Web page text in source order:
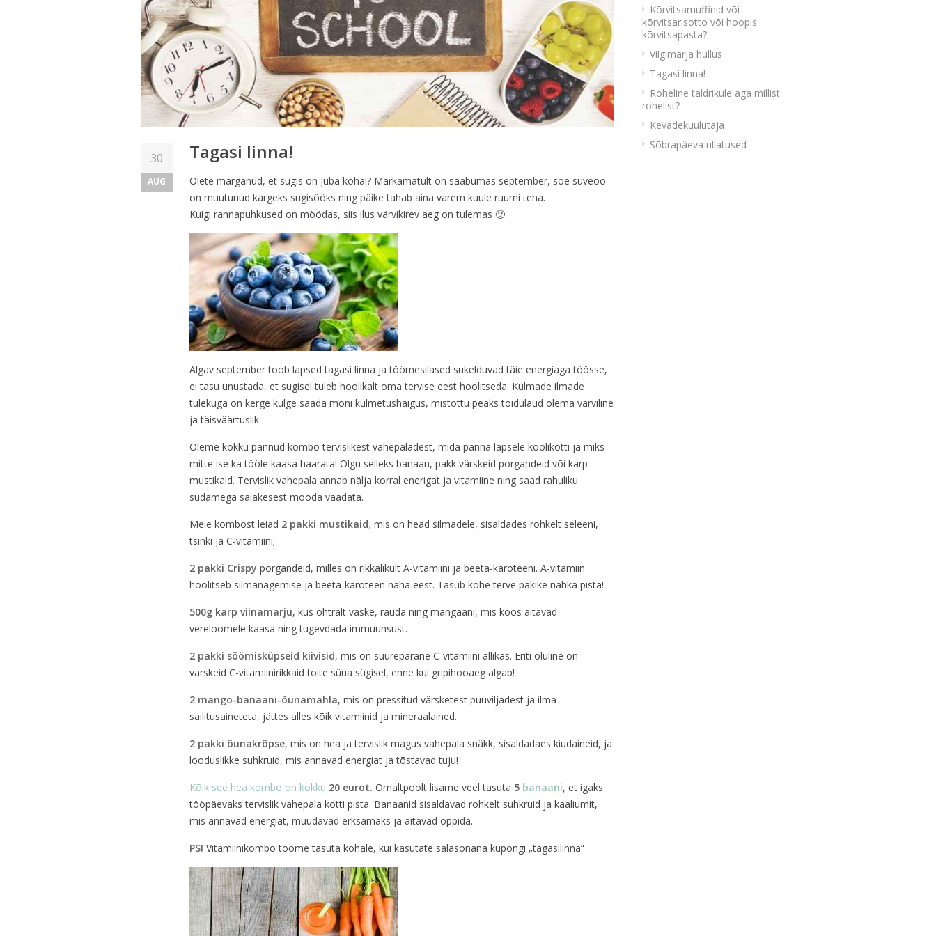
30
AUG
Tagasi linna!
Olete märganud, et sügis on juba kohal? Märkamatult on saabumas september, soe suveöö
on muutunud kargeks sügisööks ning päike tahab aina varem kuule ruumi teha.
Kuigi rannapuhkused on möödas, siis ilus värvikirev aeg on tulemas 🙂
Algav september toob lapsed tagasi linna ja töömesilased sukelduvad täie energiaga töösse,
ei tasu unustada, et sügisel tuleb hoolikalt oma tervise eest hoolitseda. Külmade ilmade
tulekuga on kerge külge saada mõni külmetushaigus, mistõttu peaks toidulaud olema värviline
ja täisväärtuslik.
Oleme kokku pannud kombo tervislikest vahepaladest, mida panna lapsele koolikotti ja miks
mitte ise ka tööle kaasa haarata! Olgu selleks banaan, pakk värskeid porgandeid või karp
mustikaid. Tervislik vahepala annab nälja korral enerigat ja vitamiine ning saad rahuliku
südamega saiakesest mööda vaadata.
Meie kombost leiad 2 pakki mustikaid, mis on head silmadele, sisaldades rohkelt seleeni,
tsinki ja C-vitamiini;
2 pakki Crispy porgandeid, milles on rikkalikult A-vitamiini ja beeta-karoteeni. A-vitamiin
hoolitseb silmanägemise ja beeta-karoteen naha eest. Tasub kohe terve pakike nahka pista!
500g karp viinamarju, kus ohtralt vaske, rauda ning mangaani, mis koos aitavad
vereloomele kaasa ning tugevdada immuunsust.
2 pakki söömisküpseid kiivisid, mis on suurepärane C-vitamiini allikas. Eriti oluline on
värskeid C-vitamiinirikkaid toite süüa sügisel, enne kui gripihooaeg algab!
2 mango-banaani-õunamahla, mis on pressitud värsketest puuviljadest ja ilma
säilitusaineteta, jättes alles kõik vitamiinid ja mineraalained.
2 pakki õunakrõpse, mis on hea ja tervislik magus vahepala snäkk, sisaldadaes kiudaineid, ja
looduslikke suhkruid, mis annavad energiat ja tõstavad tuju!
Kõik see hea kombo on kokku 20 eurot. Omaltpoolt lisame veel tasuta 5 banaani, et igaks
tööpäevaks tervislik vahepala kotti pista. Banaanid sisaldavad rohkelt suhkruid ja kaaliumit,
mis annavad energiat, muudavad erksamaks ja aitavad õppida.
PS! Vitamiinikombo toome tasuta kohale, kui kasutate salasõnana kupongi „tagasilinna“
Kõrvitsamuffinid või
kõrvitsarisotto või hoopis
kõrvitsapasta?
Viigimarja hullus
Tagasi linna!
Roheline taldrikule aga millist
rohelist?
Kevadekuulutaja
Sõbrapäeva üllatused